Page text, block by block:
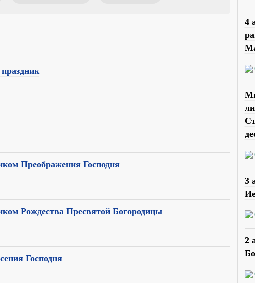
Преображения Господня
Рождества Пресвятой Богородицы
Господня
4
3
2